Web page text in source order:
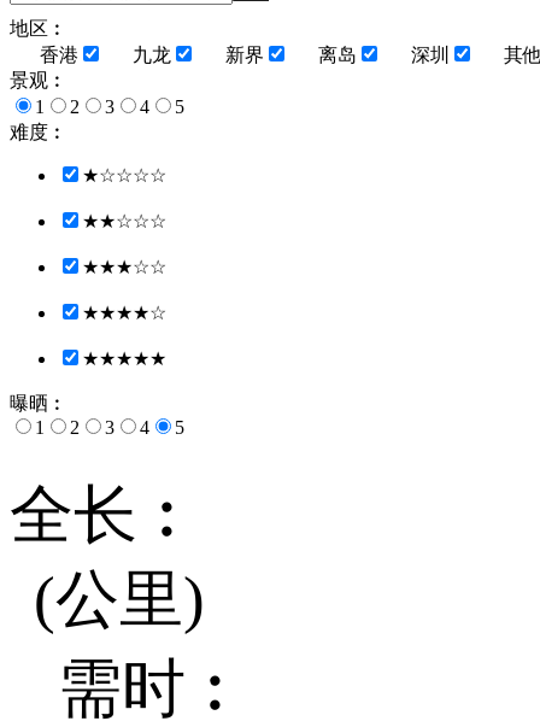
地区︰
香港
九龙 新界 离岛 深圳
其
景观︰
1
2 3 4
5
难度︰
★☆☆☆☆
★★☆☆☆
★★★☆☆
★★★★☆
★★★★★
曝晒︰
1
2 3 4 5
全长︰
(公里)
需时︰